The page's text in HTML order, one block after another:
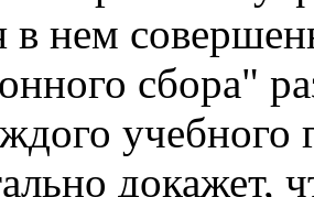
в нем
сбора"
учебного
докажет,